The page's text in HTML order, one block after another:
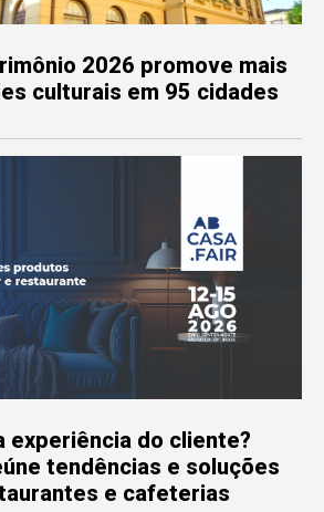
2026 promove mais
culturais em 95 cidades
experiência do cliente?
tendências e soluções
e cafeterias